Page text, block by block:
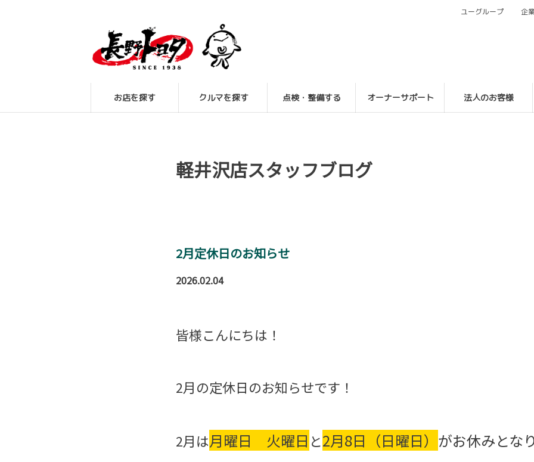
お店を探す クルマを探す 点検・整備する オーナーサポート 法人のお客様
ユーグループ 企
軽井沢店スタッフブログ
2月定休日のお知らせ
2026.02.04
皆様こんにちは！
2月の定休日のお知らせです！
2月は月曜日 火曜日 と2月8日（日曜日） がお休みとな